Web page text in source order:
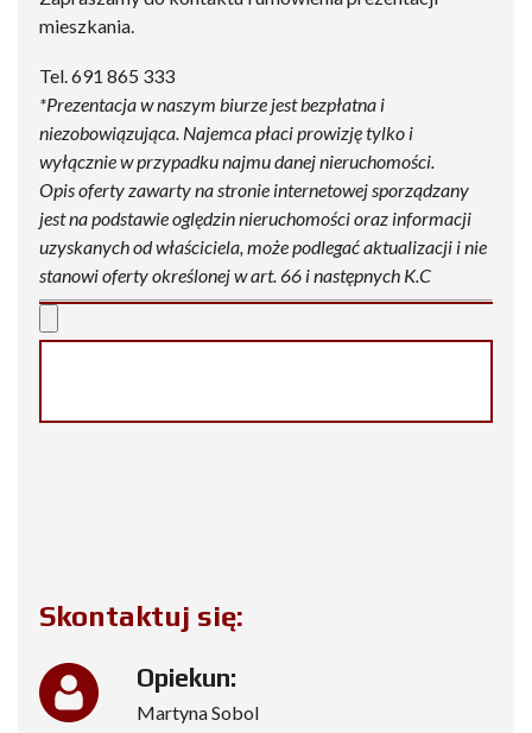
mieszkania.
Tel. 691 865 333
*Prezentacja w naszym biurze jest bezpłatna i
niezobowiązująca. Najemca płaci prowizję tylko i
wyłącznie w przypadku najmu danej nieruchomości.
Opis oferty zawarty na stronie internetowej sporządzany
jest na podstawie oględzin nieruchomości oraz informacji
uzyskanych od właściciela, może podlegać aktualizacji i nie
stanowi oferty określonej w art. 66 i następnych K.C
Skontaktuj się:
Opiekun:
Martyna Sobol